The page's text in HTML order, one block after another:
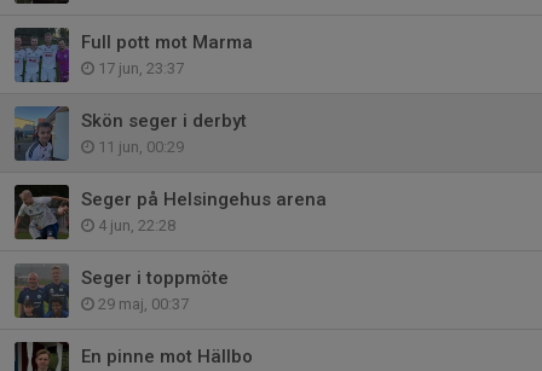
Full pott mot Marma
17 jun, 23:37
Skön seger i derbyt
11 jun, 00:29
Seger på Helsingehus arena
4 jun, 22:28
Seger i toppmöte
29 maj, 00:37
En pinne mot Hällbo